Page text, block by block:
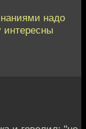
надо
интересны